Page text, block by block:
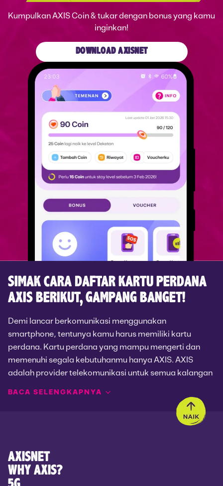
Kumpulkan AXIS Coin & tukar dengan bonus yang kamu
inginkan!
DOWNLOAD AXISNET
SIMAK CARA DAFTAR KARTU PERDANA
AXIS BERIKUT, GAMPANG BANGET!
Demi lancar berkomunikasi menggunakan
smartphone, tentunya kamu harus memiliki kartu
perdana. Kartu perdana yang mampu mengerti dan
memenuhi segala kebutuhanmu hanya AXIS. AXIS
adalah provider telekomunikasi untuk semua kalangan
membuat AXIS memang jadi pilihan terbaik. Kamu
hanya perlu beli kartu perdana AXIS. Kemudian lakukan
seperti berikut.
yaitu melalui pesan pop up yang otomatis muncul di
layar smartphone. Pesan ini akan seketika muncul
ketika kamu memasang kartu AXIS kemudian
BACA SELENGKAPNYA
AXISNET
WHY AXIS?